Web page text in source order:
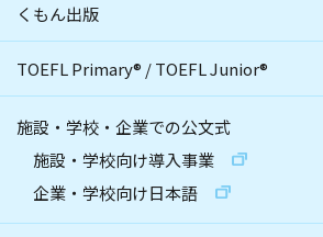
くもん出版
TOEFL Primary® /TOEFL Junior®
施設・学校・企業での公文式
施設・学校向け導入事業
企業・学校向け日本語